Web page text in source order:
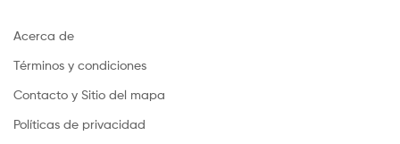
Acerca de
Términos y condiciones
Contacto y Sitio del mapa
Políticas de privacidad